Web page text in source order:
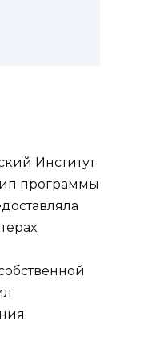
Институт
программы